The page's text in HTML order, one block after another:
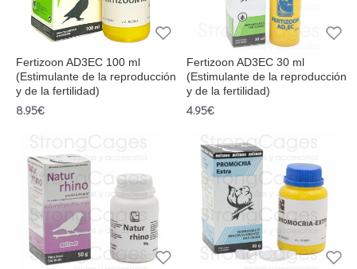
Fertizoon AD3EC 100 ml
(Estimulante de la reproducción
y de la fertilidad)
8.95€
Fertizoon AD3EC 30 ml
(Estimulante de la reproducción
y de la fertilidad)
4.95€